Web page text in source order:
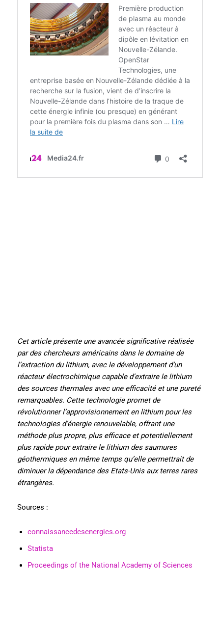
Cet article présente une avancée significative réalisée
par des chercheurs américains dans le domaine de
l’extraction du lithium, avec le développement d’un
réacteur électrochimique capable d’extraire le lithium
des sources thermales avec une efficacité et une pureté
remarquables. Cette technologie promet de
révolutionner l’approvisionnement en lithium pour les
technologies d’énergie renouvelable, offrant une
méthode plus propre, plus efficace et potentiellement
plus rapide pour extraire le lithium des saumures
géothermiques en même temps qu’elle permettrait de
diminuer la dépendance des Etats-Unis aux terres rares
étrangères.
Sources :
connaissancedesenergies.org
Statista
Proceedings of the National Academy of Sciences